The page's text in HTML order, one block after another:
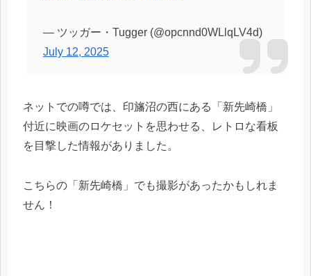
— ツッガー・Tugger (@opcnnd0WLlqLV4d)
July 12, 2025
ネットでの噂では、印旛沼の西にある「新先崎橋」
付近に映画のロケセットを思わせる、レトロな看板
を目撃した情報がありました。
こちらの「新先崎橋」でも撮影があったかもしれま
せん！